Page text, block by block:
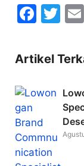
F
c
e
b
o
k
T
itt
er
Artikel